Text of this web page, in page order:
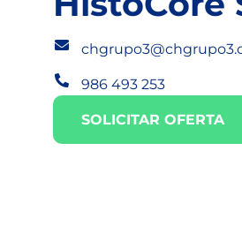
986 493 253
SOLICITAR OFERTA